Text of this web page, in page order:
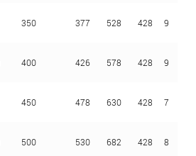
350 377 528 428 9
400 426 578 428 9
450 478 630 428 7
500 530 682 428 8